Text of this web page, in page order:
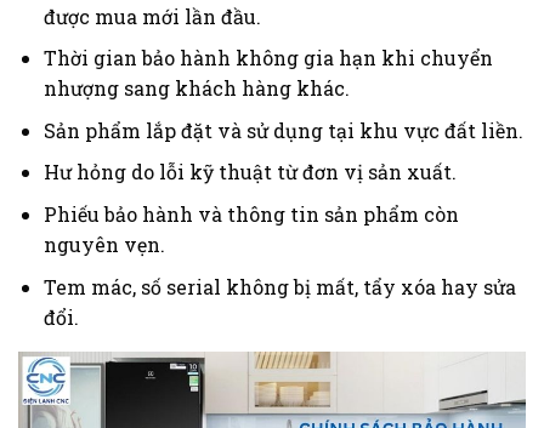
được mua mới lần đầu.
Thời gian bảo hành không gia hạn khi chuyển
nhượng sang khách hàng khác.
Sản phẩm lắp đặt và sử dụng tại khu vực đất liền.
Hư hỏng do lỗi kỹ thuật từ đơn vị sản xuất.
Phiếu bảo hành và thông tin sản phẩm còn
nguyên vẹn.
Tem mác, số serial không bị mất, tẩy xóa hay sửa
đổi.